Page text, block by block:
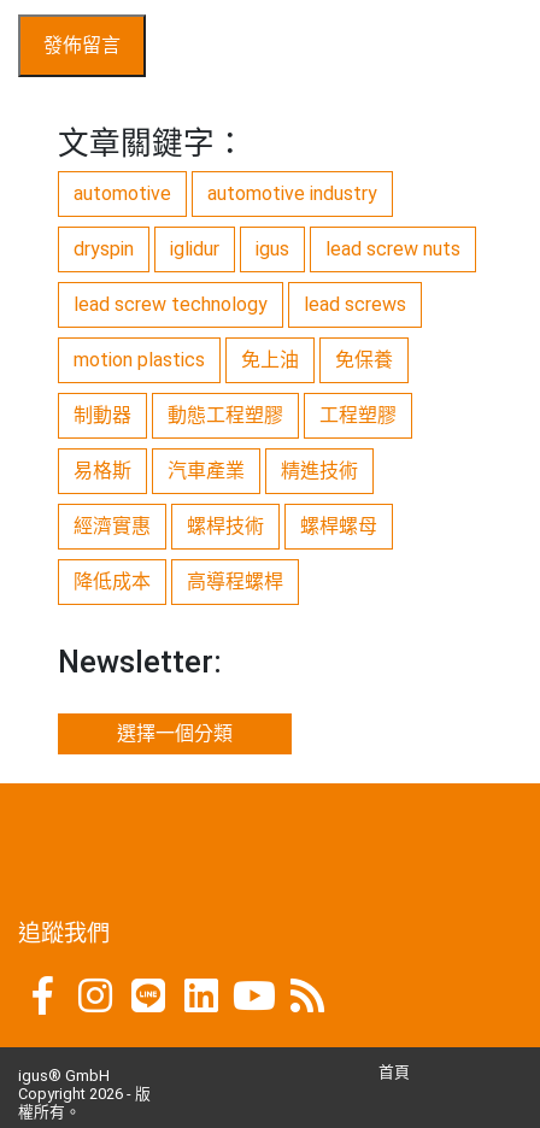
文章關鍵字：
automotive automotive industry
dryspin iglidur igus lead screw nuts
lead screw technology lead screws
motion plastics 免上油 免保養
制動器 動態工程塑膠 工程塑膠
易格斯 汽車產業 精進技術
經濟實惠 螺桿技術 螺桿螺母
降低成本 高導程螺桿
Newsletter:
選擇一個分類
追蹤我們
igus® GmbH
Copyright 2026 - 版
權所有。
首頁